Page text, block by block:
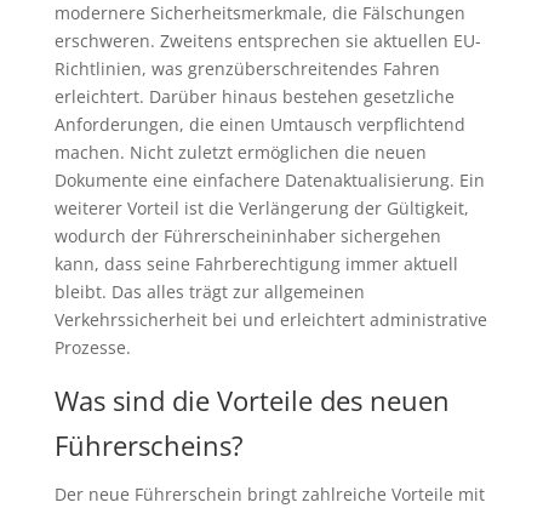
modernere Sicherheitsmerkmale, die Fälschungen
erschweren. Zweitens entsprechen sie aktuellen EU-
Richtlinien, was grenzüberschreitendes Fahren
erleichtert. Darüber hinaus bestehen gesetzliche
Anforderungen, die einen Umtausch verpflichtend
machen. Nicht zuletzt ermöglichen die neuen
Dokumente eine einfachere Datenaktualisierung. Ein
weiterer Vorteil ist die Verlängerung der Gültigkeit,
wodurch der Führerscheininhaber sichergehen
kann, dass seine Fahrberechtigung immer aktuell
bleibt. Das alles trägt zur allgemeinen
Verkehrssicherheit bei und erleichtert administrative
Prozesse.
Was sind die Vorteile des neuen
Führerscheins?
Der neue Führerschein bringt zahlreiche Vorteile mit